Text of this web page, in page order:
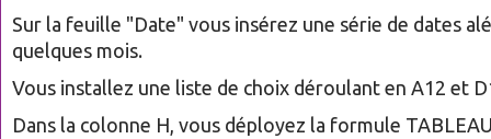
Sur la feuille "Date" vous insérez une série de dates
quelques mois.
Vous installez une liste de choix déroulant en A12 et
Dans la colonne H, vous déployez la formule